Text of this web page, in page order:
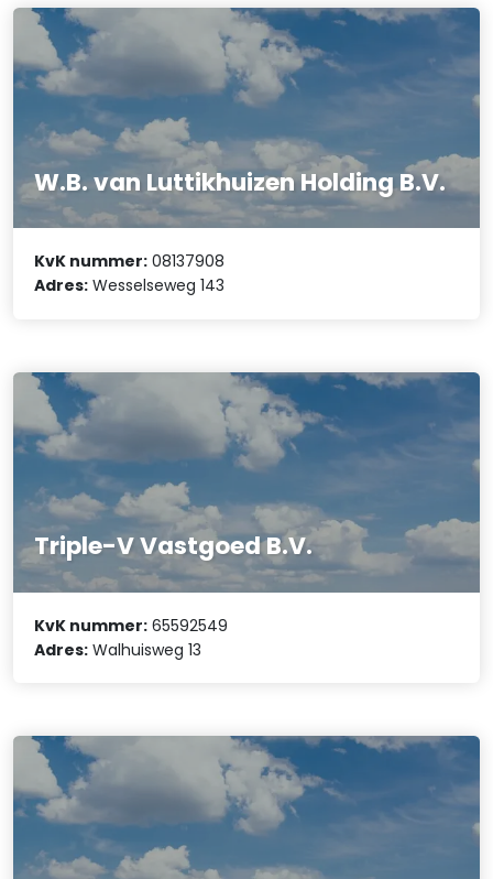
W.B. van Luttikhuizen Holding B.V.
KvK nummer: 08137908
Adres: Wesselseweg 143
Triple-V Vastgoed B.V.
KvK nummer: 65592549
Adres: Walhuisweg 13